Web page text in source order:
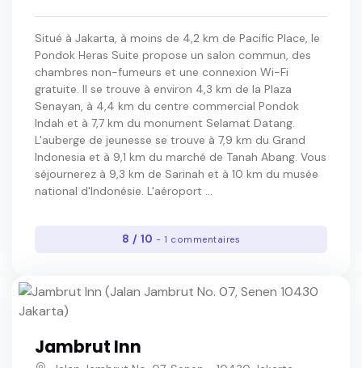
Situé à Jakarta, à moins de 4,2 km de Pacific Place, le
Pondok Heras Suite propose un salon commun, des
chambres non-fumeurs et une connexion Wi-Fi
gratuite. Il se trouve à environ 4,3 km de la Plaza
Senayan, à 4,4 km du centre commercial Pondok
Indah et à 7,7 km du monument Selamat Datang.
L'auberge de jeunesse se trouve à 7,9 km du Grand
Indonesia et à 9,1 km du marché de Tanah Abang. Vous
séjournerez à 9,3 km de Sarinah et à 10 km du musée
national d'Indonésie. L'aéroport ...
8 / 10- 1 commentaires
Jambrut Inn